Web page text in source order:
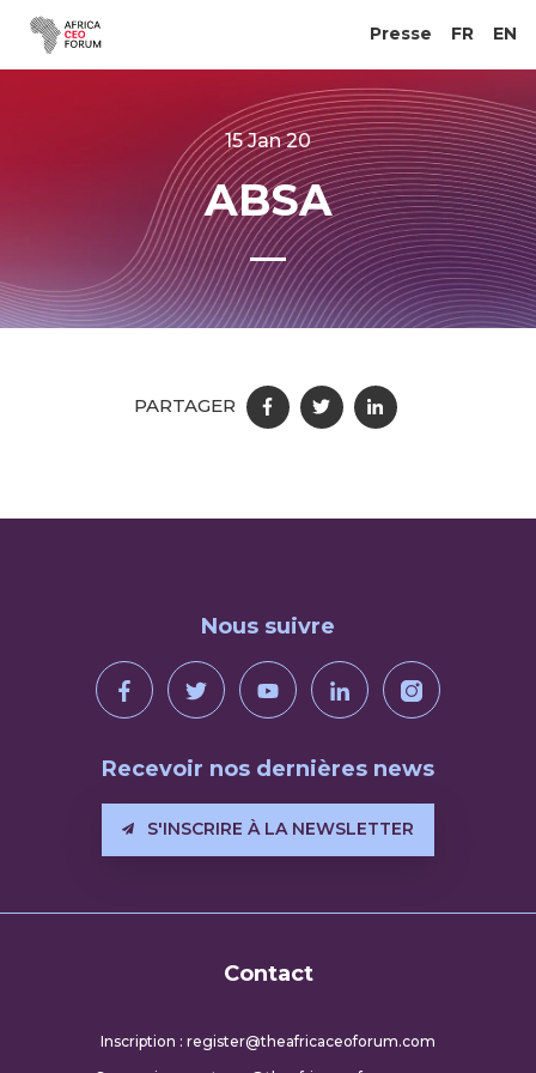
Presse FR EN
15 Jan 20
ABSA
PARTAGER
Nous suivre
Recevoir nos dernières news
S'INSCRIRE À LA NEWSLETTER
Contact
Inscription : register@theafricaceoforum.com